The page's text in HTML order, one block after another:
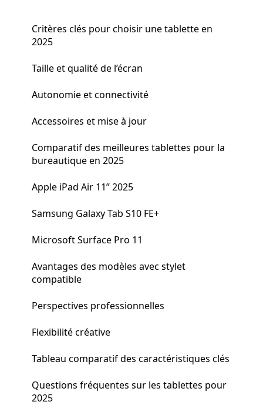
Critères clés pour choisir une tablette en
2025
Taille et qualité de l’écran
Autonomie et connectivité
Accessoires et mise à jour
Comparatif des meilleures tablettes pour la
bureautique en 2025
Apple iPad Air 11” 2025
Samsung Galaxy Tab S10 FE+
Microsoft Surface Pro 11
Avantages des modèles avec stylet
compatible
Perspectives professionnelles
Flexibilité créative
Tableau comparatif des caractéristiques clés
Questions fréquentes sur les tablettes pour
2025